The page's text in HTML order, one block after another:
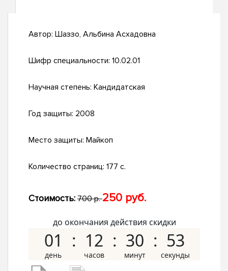
Автор: Шаззо, Альбина Асхадовна
Шифр специальности: 10.02.01
Научная степень: Кандидатская
Год защиты: 2008
Место защиты: Майкоп
Количество страниц: 177 с.
Стоимость: 700 р.250 руб.
до окончания действия скидки
01 12 30 52